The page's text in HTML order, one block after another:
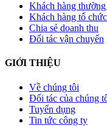
Khách hàng
Khách hàng tổ chức
Chia sẻ doanh thu
Đối tác vận chuyển
GIỚI THIỆU
Về chúng tôi
Đối tác của chúng
Tuyển dụng
Tin tức công ty